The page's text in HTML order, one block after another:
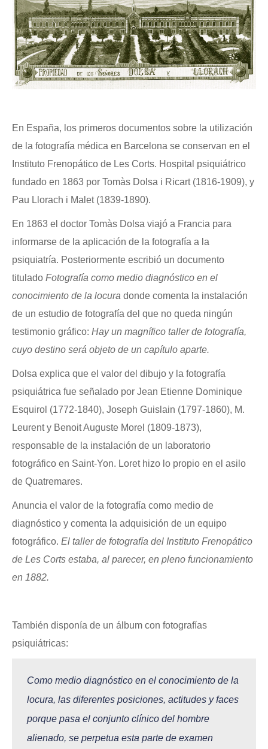
En España, los primeros documentos sobre la utilización
de la fotografía médica en Barcelona se conservan en el
Instituto Frenopático de Les Corts. Hospital psiquiátrico
fundado en 1863 por Tomàs Dolsa i Ricart (1816-1909), y
Pau Llorach i Malet (1839-1890).
En 1863 el doctor Tomàs Dolsa viajó a Francia para
informarse de la aplicación de la fotografía a la
psiquiatría. Posteriormente escribió un documento
titulado Fotografía como medio diagnóstico en el
conocimiento de la locura donde comenta la instalación
de un estudio de fotografía del que no queda ningún
testimonio gráfico: Hay un magnífico taller de fotografía,
cuyo destino será objeto de un capítulo aparte.
Dolsa explica que el valor del dibujo y la fotografía
psiquiátrica fue señalado por Jean Etienne Dominique
Esquirol (1772-1840), Joseph Guislain (1797-1860), M.
Leurent y Benoit Auguste Morel (1809-1873),
responsable de la instalación de un laboratorio
fotográfico en Saint-Yon. Loret hizo lo propio en el asilo
de Quatremares.
Anuncia el valor de la fotografía como medio de
diagnóstico y comenta la adquisición de un equipo
fotográfico. El taller de fotografía del Instituto Frenopático
de Les Corts estaba, al parecer, en pleno funcionamiento
en 1882.
También disponía de un álbum con fotografías
psiquiátricas:
Como medio diagnóstico en el conocimiento de la
locura, las diferentes posiciones, actitudes y faces
porque pasa el conjunto clínico del hombre
alienado, se perpetua esta parte de examen